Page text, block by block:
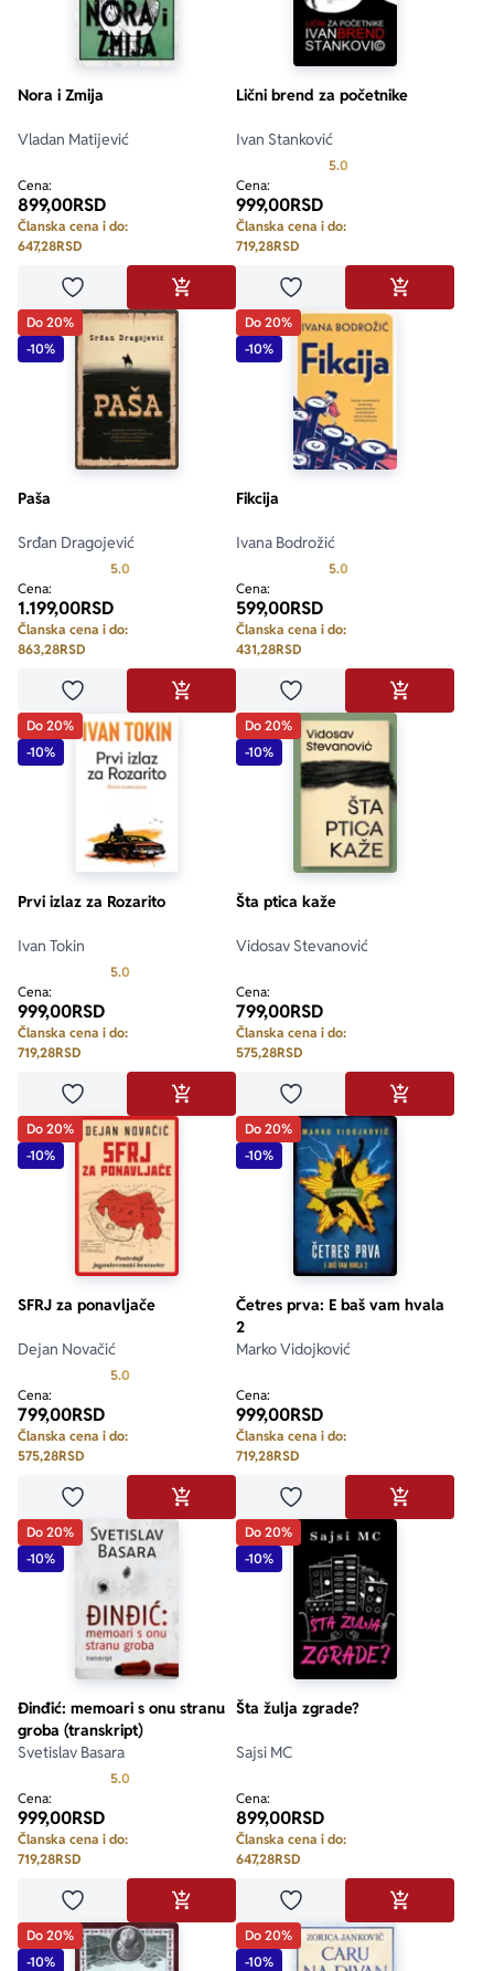
Nora i Zmija
Vladan Matijević
Cena:
899,00RSD
Članska cena i do:
647,28RSD
Dodaj u omiljeneDODAJ U KORPU
Lični brend za početnike
Ivan Stanković
5.0
Cena:
999,00RSD
Članska cena i do:
719,28RSD
Dodaj u omiljeneDODAJ U
Do 20%
-10%
Paša
Srđan Dragojević
5.0
Cena:
1.199,00RSD
Članska cena i do:
863,28RSD
Dodaj u omiljeneDODAJ U KORPU
Do 20%
-10%
Fikcija
Ivana Bodrožić
5.0
Cena:
599,00RSD
Članska cena i do:
431,28RSD
Dodaj u omiljeneDODAJ U
Do 20%
-10%
Prvi izlaz za Rozarito
Ivan Tokin
5.0
Cena:
999,00RSD
Članska cena i do:
719,28RSD
Dodaj u omiljeneDODAJ U KORPU
Do 20%
-10%
Šta ptica kaže
Vidosav Stevanović
Cena:
799,00RSD
Članska cena i do:
575,28RSD
Dodaj u omiljeneDODAJ U
Do 20%
-10%
SFRJ za ponavljače
Dejan Novačić
5.0
Cena:
799,00RSD
Članska cena i do:
575,28RSD
Dodaj u omiljeneDODAJ U KORPU
Do 20%
-10%
Četres prva: E baš vam hvala
2
Marko Vidojković
Cena:
999,00RSD
Članska cena i do:
719,28RSD
Dodaj u omiljeneDODAJ U
Do 20%
-10%
Đinđić: memoari s onu stranu
groba (transkript)
Svetislav Basara
5.0
Cena:
999,00RSD
Članska cena i do:
719,28RSD
Dodaj u omiljeneDODAJ U KORPU
Do 20%
-10%
Šta žulja zgrade?
Sajsi MC
Cena:
899,00RSD
Članska cena i do:
647,28RSD
Dodaj u omiljeneDODAJ U
Do 20%
-10%
Do 20%
-10%